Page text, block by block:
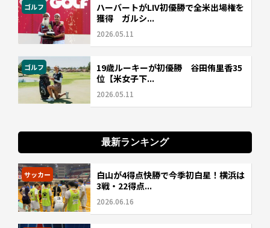
ゴルフ
ハーバートがLIV初優勝で全米出場権を
獲得 ガルシ...
2026.05.11
ゴルフ
19歳ルーキーが初優勝 谷田侑里香35
位【米女子下...
2026.05.11
最新ランキング
サッカー
白山が4得点快勝で今季初白星！横浜は
3戦・22得点...
2026.06.16